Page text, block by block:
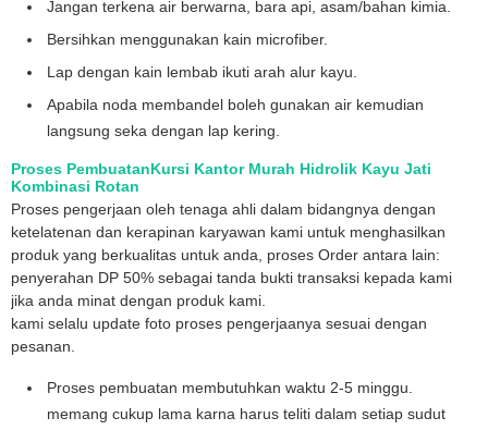
Jangan terkena air berwarna, bara api, asam/bahan kimia.
Bersihkan menggunakan kain microfiber.
Lap dengan kain lembab ikuti arah alur kayu.
Apabila noda membandel boleh gunakan air kemudian
langsung seka dengan lap kering.
Proses PembuatanKursi Kantor Murah Hidrolik Kayu Jati
Kombinasi Rotan
Proses pengerjaan oleh tenaga ahli dalam bidangnya dengan
ketelatenan dan kerapinan karyawan kami untuk menghasilkan
produk yang berkualitas untuk anda, proses Order antara lain:
penyerahan DP 50% sebagai tanda bukti transaksi kepada kami
jika anda minat dengan produk kami.
kami selalu update foto proses pengerjaanya sesuai dengan
pesanan.
Proses pembuatan membutuhkan waktu 2-5 minggu.
memang cukup lama karna harus teliti dalam setiap sudut